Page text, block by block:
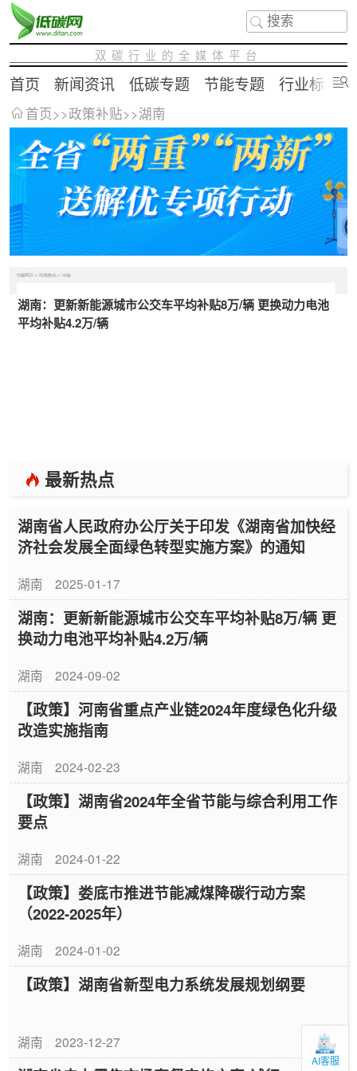
双碳行业的全媒体平台
首页 新闻资讯 低碳专题 节能专题 行业标准
首页>>政策补贴>>湖南
湖南：更新新能源城市公交车平均补贴8万/辆 更换动力电池
平均补贴4.2万/辆
最新热点
湖南省人民政府办公厅关于印发《湖南省加快经
济社会发展全面绿色转型实施方案》的通知
湖南 2025-01-17
湖南：更新新能源城市公交车平均补贴8万/辆 更
换动力电池平均补贴4.2万/辆
湖南 2024-09-02
【政策】河南省重点产业链2024年度绿色化升级
改造实施指南
湖南 2024-02-23
【政策】湖南省2024年全省节能与综合利用工作
要点
湖南 2024-01-22
【政策】娄底市推进节能减煤降碳行动方案
（2022-2025年）
湖南 2024-01-02
【政策】湖南省新型电力系统发展规划纲要
湖南 2023-12-27
AI客服